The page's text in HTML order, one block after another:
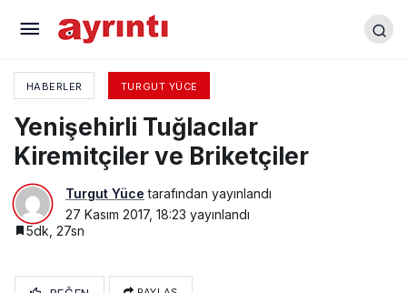
HABERLER TURGUT YÜCE
Yenişehirli Tuğlacılar
Kiremitçiler ve Briketçiler
Turgut Yüce tarafından yayınlandı
27 Kasım 2017, 18:23 yayınlandı
5dk, 27sn
Yenişehirli Tuğlacılar Kiremitçiler ve Briketçiler